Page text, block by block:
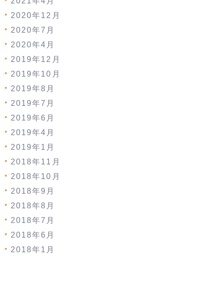
2020年12月
2020年7月
2020年4月
2019年12月
2019年10月
2019年8月
2019年7月
2019年6月
2019年4月
2019年1月
2018年11月
2018年10月
2018年9月
2018年8月
2018年7月
2018年6月
2018年1月